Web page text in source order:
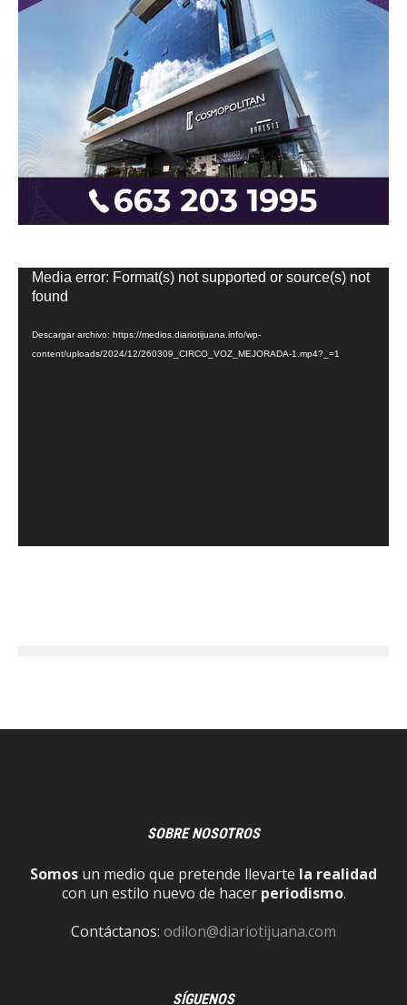
Reproductor
de
Media error: Format(s) not supported or source(s) not
found
Descargar archivo: https://medios.diariotijuana.info/wp-
content/uploads/2024/12/260309_CIRCO_VOZ_MEJORADA-1.mp4?_=1
SOBRE NOSOTROS
Somos un medio que pretende llevarte la realidad
con un estilo nuevo de hacer periodismo.
Contáctanos: odilon@diariotijuana.com
SÍGUENOS